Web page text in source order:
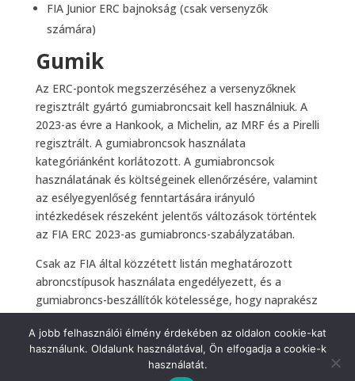
FIA Junior ERC bajnokság (csak versenyzők
számára)
Gumik
Az ERC-pontok megszerzéséhez a versenyzőknek
regisztrált gyártó gumiabroncsait kell használniuk. A
2023-as évre a Hankook, a Michelin, az MRF és a Pirelli
regisztrált. A gumiabroncsok használata
kategóriánként korlátozott. A gumiabroncsok
használatának és költségeinek ellenőrzésére, valamint
az esélyegyenlőség fenntartására irányuló
intézkedések részeként jelentős változások történtek
az FIA ERC 2023-as gumiabroncs-szabályzatában.
Csak az FIA által közzétett listán meghatározott
abroncstípusok használata engedélyezett, és a
gumiabroncs-beszállítók kötelessége, hogy naprakész
abroncstípusokról, beleértve a keveréket is. Ezt a listát
minden egyes versenyen a gépátvétel befejezése
előtt az FIA technikai küldöttjének kell átadni.
A jobb felhasználói élmény érdekében az oldalon cookie-kat
használunk. Oldalunk használatával, Ön elfogadja a cookie-k
használatát.